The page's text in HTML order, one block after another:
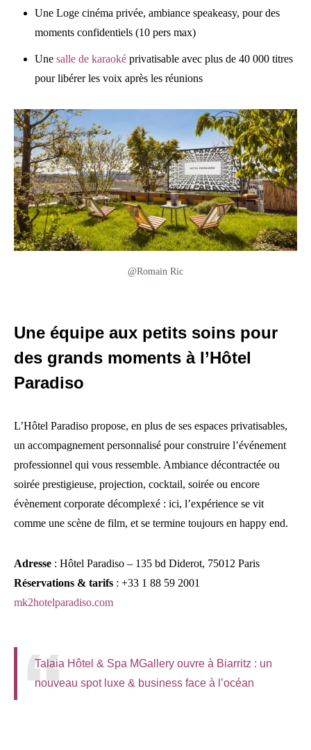
Une Loge cinéma privée, ambiance speakeasy, pour des
moments confidentiels (10 pers max)
Une salle de karaoké privatisable avec plus de 40 000 titres
pour libérer les voix après les réunions
@Romain Ric
Une équipe aux petits soins pour
des grands moments à l’Hôtel
Paradiso
L’Hôtel Paradiso propose, en plus de ses espaces privatisables,
un accompagnement personnalisé pour construire l’événement
professionnel qui vous ressemble. Ambiance décontractée ou
soirée prestigieuse, projection, cocktail, soirée ou encore
évènement corporate décomplexé : ici, l’expérience se vit
comme une scène de film, et se termine toujours en happy end.
Adresse : Hôtel Paradiso – 135 bd Diderot, 75012 Paris
Réservations & tarifs : +33 1 88 59 2001
mk2hotelparadiso.com
Talaia Hôtel & Spa MGallery ouvre à Biarritz : un
nouveau spot luxe & business face à l’océan